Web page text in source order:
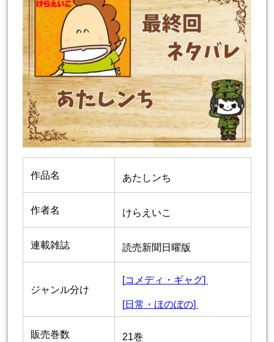
作品名 あたしンち
作者名 けらえいこ
連載雑誌 読売新聞日曜版
ジャンル分け
[コメディ・ギャグ]
[日常・ほのぼの]
販売巻数 21巻